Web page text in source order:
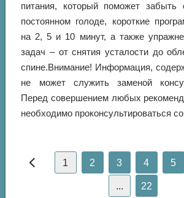
питания, который поможет забыть
постоянном голоде, короткие
на 2, 5 и 10 минут, а также
задач – от снятия усталости до
спине.Внимание! Информация,
не может служить заменой
Перед совершением любых
необходимо проконсультироваться
1 2 3 4 5
... 22